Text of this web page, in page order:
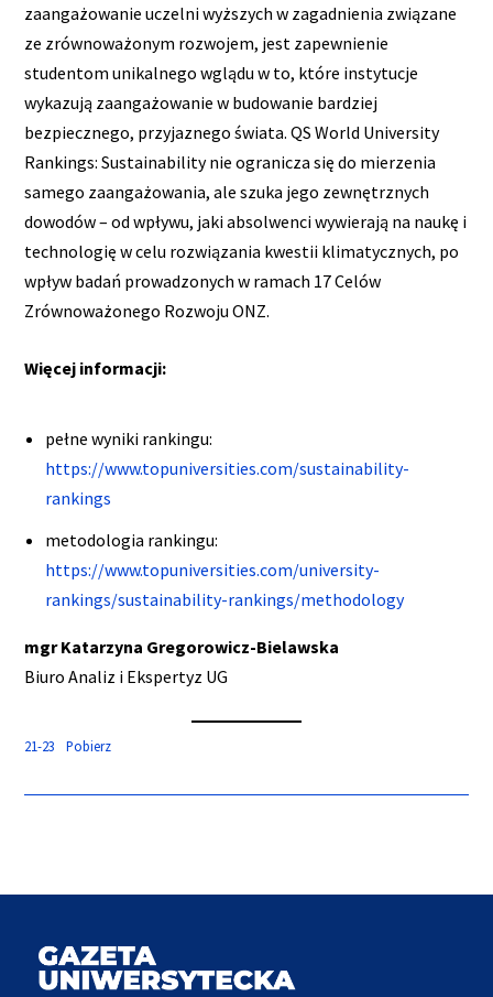
zaangażowanie uczelni wyższych w zagadnienia związane
ze zrównoważonym rozwojem, jest zapewnienie
studentom unikalnego wglądu w to, które instytucje
wykazują zaangażowanie w budowanie bardziej
bezpiecznego, przyjaznego świata. QS World University
Rankings: Sustainability nie ogranicza się do mierzenia
samego zaangażowania, ale szuka jego zewnętrznych
dowodów – od wpływu, jaki absolwenci wywierają na naukę i
technologię w celu rozwiązania kwestii klimatycznych, po
wpływ badań prowadzonych w ramach 17 Celów
Zrównoważonego Rozwoju ONZ.
Więcej informacji:
pełne wyniki rankingu:
https://www.topuniversities.com/sustainability-
rankings
metodologia rankingu:
https://www.topuniversities.com/university-
rankings/sustainability-rankings/methodology
mgr Katarzyna Gregorowicz-Bielawska
Biuro Analiz i Ekspertyz UG
21-23 Pobierz